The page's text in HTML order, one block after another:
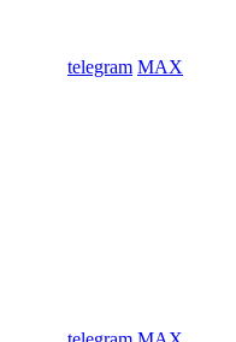
telegram MAX